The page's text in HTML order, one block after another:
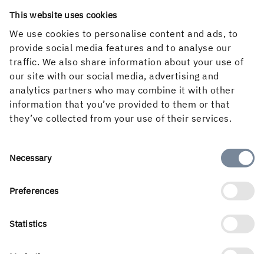
This website uses cookies
We use cookies to personalise content and ads, to
provide social media features and to analyse our
traffic. We also share information about your use of
our site with our social media, advertising and
analytics partners who may combine it with other
information that you’ve provided to them or that
they’ve collected from your use of their services.
Consent
Necessary
Preferences
Statistics
Följ oss i sociala medier